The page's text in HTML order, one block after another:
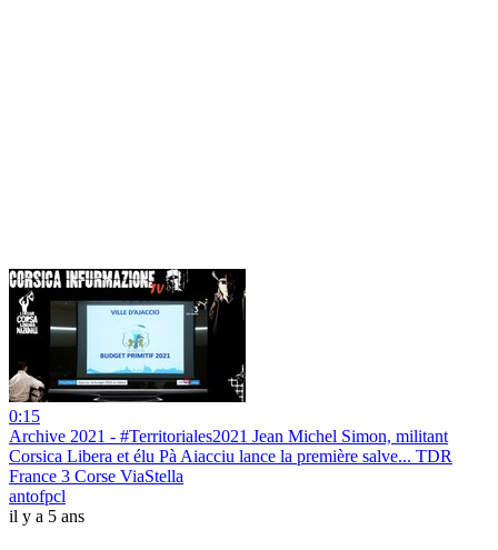
0:15
Archive 2021 - #Territoriales2021 Jean Michel Simon, militant
Corsica Libera et élu Pà Aiacciu lance la première salve... TDR
France 3 Corse ViaStella
antofpcl
il y a 5 ans